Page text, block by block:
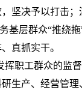
坚决予以打击
基层群众“推绕
真抓实干。
职工群众的监
生产、经营管